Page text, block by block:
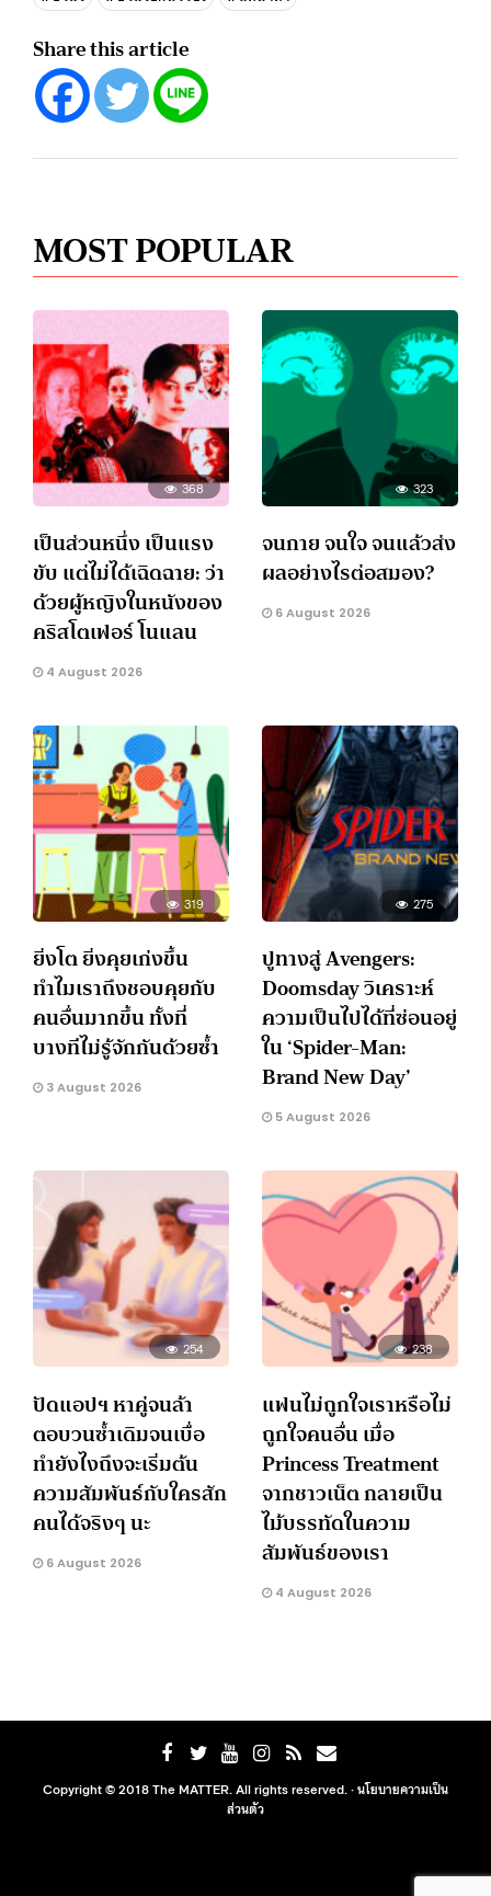
Share this article
MOST POPULAR
368
เป็นส่วนหนึ่ง เป็นแรง
ขับ แต่ไม่ได้เฉิดฉาย: ว่า
ด้วยผู้หญิงในหนังของ
คริสโตเฟอร์ โนแลน
4 August 2026
323
จนกาย จนใจ จนแล้วส่ง
ผลอย่างไรต่อสมอง?
6 August 2026
319
ยิ่งโต ยิ่งคุยเก่งขึ้น
ทำไมเราถึงชอบคุยกับ
คนอื่นมากขึ้น ทั้งที่
บางทีไม่รู้จักกันด้วยซ้ำ
3 August 2026
275
ปูทางสู่ Avengers:
Doomsday วิเคราะห์
ความเป็นไปได้ที่ซ่อนอยู่
ใน ‘Spider-Man:
Brand New Day’
5 August 2026
254
ปัดแอปฯ หาคู่จนล้า
ตอบวนซ้ำเดิมจนเบื่อ
ทำยังไงถึงจะเริ่มต้น
ความสัมพันธ์กับใครสัก
คนได้จริงๆ นะ
6 August 2026
238
แฟนไม่ถูกใจเราหรือไม่
ถูกใจคนอื่น เมื่อ
Princess Treatment
จากชาวเน็ต กลายเป็น
ไม้บรรทัดในความ
สัมพันธ์ของเรา
4 August 2026
Copyright © 2018 The MATTER. All rights reserved. ·นโยบายความเป็น
ส่วนตัว